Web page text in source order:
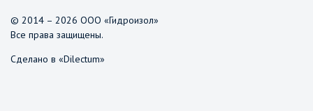
© 2014 – 2026 ООО «Гидроизол»
Все права защищены.
Сделано в «Dilectum»